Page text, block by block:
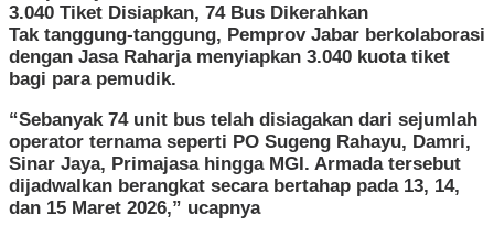
3.040 Tiket Disiapkan, 74 Bus Dikerahkan
Tak tanggung-tanggung, Pemprov Jabar berkolaborasi
dengan Jasa Raharja menyiapkan 3.040 kuota tiket
bagi para pemudik.
“Sebanyak 74 unit bus telah disiagakan dari sejumlah
operator ternama seperti PO Sugeng Rahayu, Damri,
Sinar Jaya, Primajasa hingga MGI. Armada tersebut
dijadwalkan berangkat secara bertahap pada 13, 14,
dan 15 Maret 2026,” ucapnya